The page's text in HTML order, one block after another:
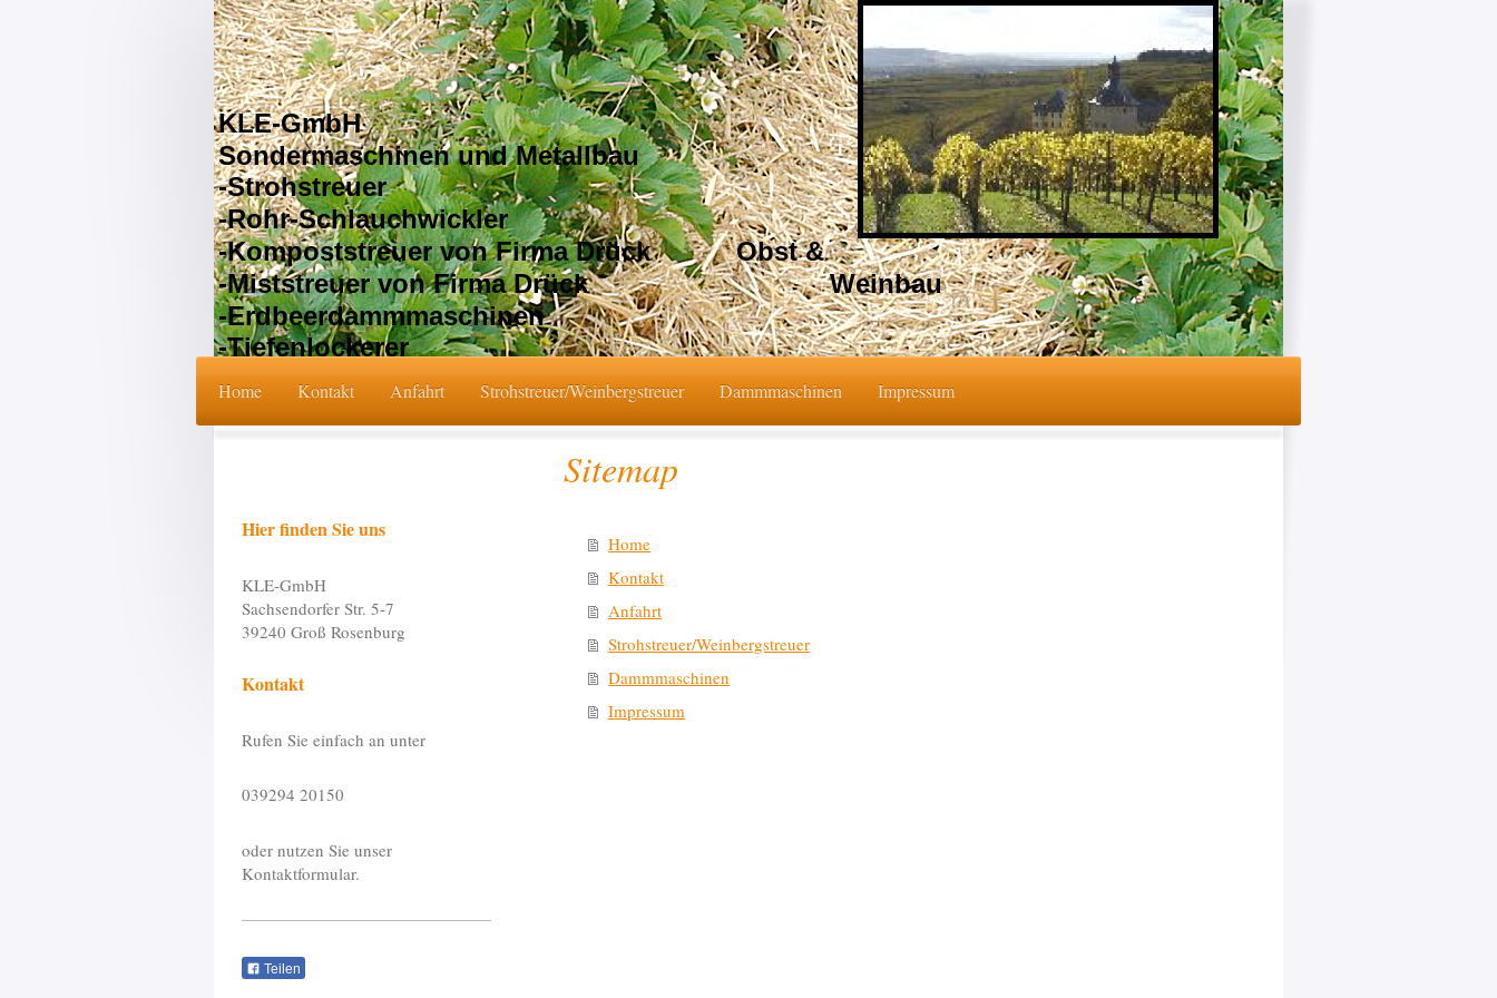
KLE-GmbH
Sondermaschinen und Metallbau
-Strohstreuer
-Rohr-Schlauchwickler
-Kompoststreuer von Firma Drück Obst &
-Miststreuer von Firma Drück Weinbau
-Erdbeerdammmaschinen
-Tiefenlockerer
Home Kontakt Anfahrt Strohstreuer/Weinbergstreuer Dammmaschinen Impressum
Sitemap
Home
Kontakt
Anfahrt
Strohstreuer/Weinbergstreuer
Dammmaschinen
Impressum
Hier finden Sie uns
KLE-GmbH
Sachsendorfer Str. 5-7
39240 Groß Rosenburg
Kontakt
Rufen Sie einfach an unter
039294 20150
oder nutzen Sie unser
Kontaktformular.
Teilen